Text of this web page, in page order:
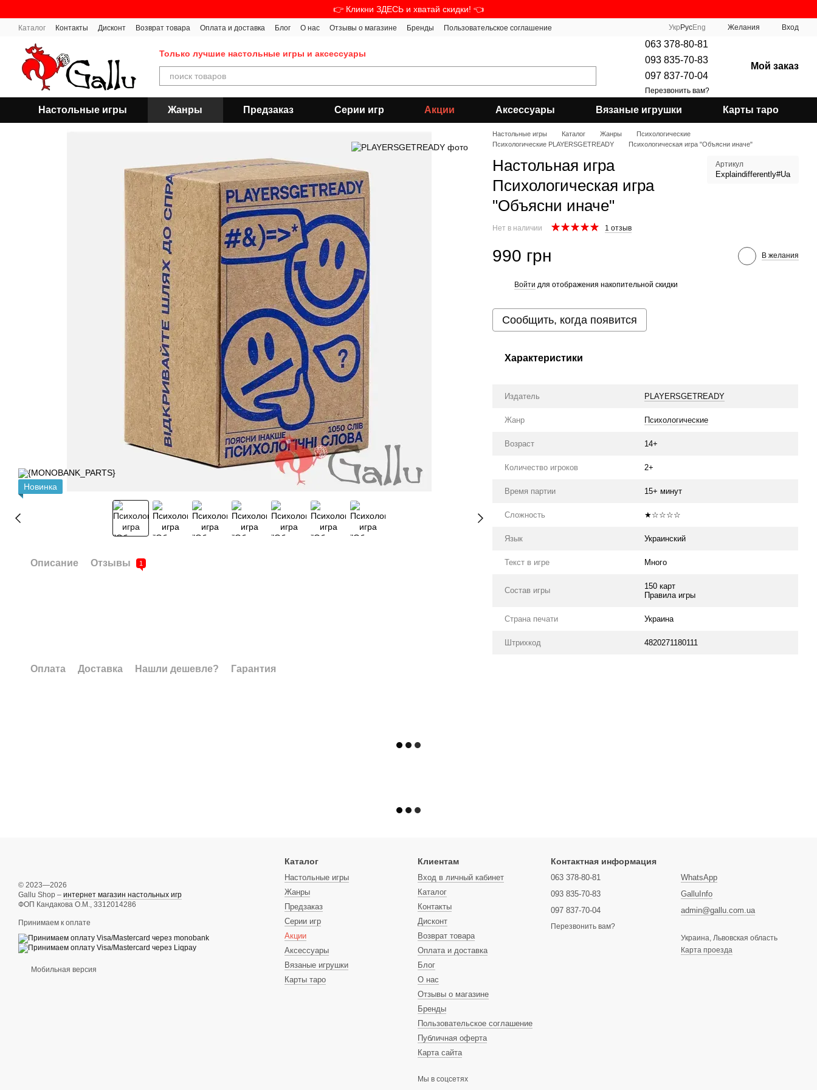
👉 Кликни ЗДЕСЬ и хватай скидки! 👈
Каталог Контакты Дисконт Возврат товара Оплата и доставка Блог О нас Отзывы о магазине Бренды
Пользовательское соглашение
Укр РусEng Желания Вход
Только лучшие настольные игры и аксессуары
063 378-80-81
093 835-70-83
097 837-70-04
Перезвонить вам?
Мой заказ
Настольные игры Жанры Предзаказ Серии игр Акции Аксессуары Вязаные игрушки Карты таро
Новинка
Описание Отзывы 1
Настольные игры Каталог Жанры
Психологические
Психологические PLAYERSGETREADY
Психологическая игра "Объясни иначе"
Настольная игра
Психологическая игра
"Объясни иначе"
Артикул
Explaindifferently#Ua
Нет в наличии 1 отзыв
990 грн В желания
Войти для отображения накопительной скидки
Сообщить, когда появится
Характеристики
Издатель PLAYERSGETREADY
Жанр Психологические
Возраст 14+
Количество игроков 2+
Время партии 15+ минут
Сложность ★☆☆☆☆
Язык Украинский
Текст в игре Много
Состав игры
150 карт
Правила игры
Страна печати Украина
Штрихкод 4820271180111
Оплата Доставка Нашли дешевле? Гарантия
© 2023—2026
Gallu Shop – интернет магазин настольных игр
ФОП Кандакова О.М., 3312014286
Принимаем к оплате
Мобильная версия
Каталог
Настольные игры
Жанры
Предзаказ
Серии игр
Акции
Аксессуары
Вязаные игрушки
Карты таро
Клиентам
Вход в личный кабинет
Каталог
Контакты
Дисконт
Возврат товара
Оплата и доставка
Блог
О нас
Отзывы о магазине
Бренды
Пользовательское соглашение
Публичная оферта
Карта сайта
Мы в соцсетях
Контактная информация
063 378-80-81
093 835-70-83
097 837-70-04
Перезвонить вам?
WhatsApp
GalluInfo
admin@gallu.com.ua
Украина, Львовская область
Карта проезда